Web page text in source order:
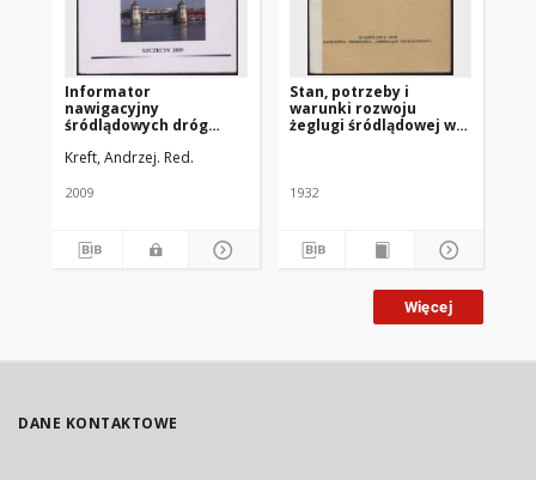
Informator
nawigacyjny
śródlądowych dróg
dolnego odcinka rzeki
Kreft, Andrzej. Red.
2009
Stan, potrzeby i
warunki rozwoju
żeglugi śródlądowej w
1932
Więcej
DANE KONTAKTOWE